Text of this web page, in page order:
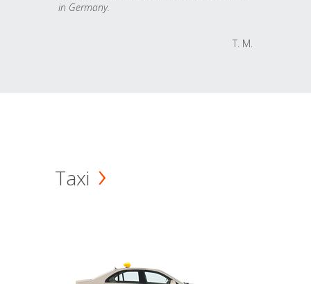
in Germany.
T. M.
Taxi